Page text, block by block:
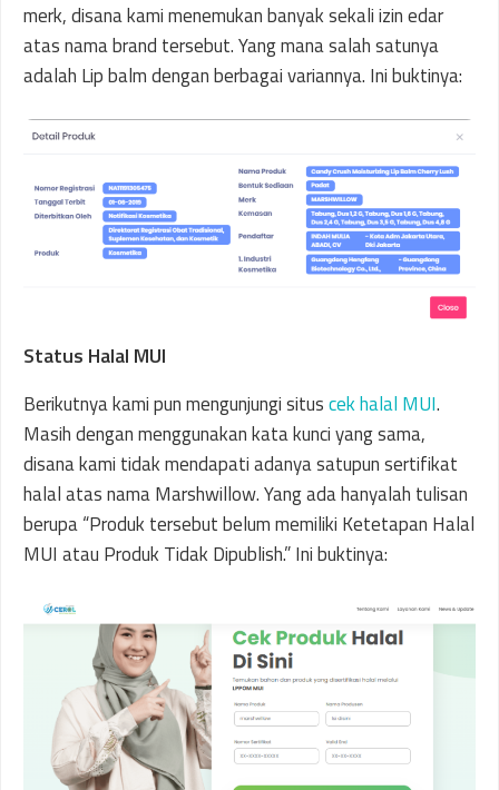
merk, disana kami menemukan banyak sekali izin edar
atas nama brand tersebut. Yang mana salah satunya
adalah Lip balm dengan berbagai variannya. Ini buktinya:
Status Halal MUI
Berikutnya kami pun mengunjungi situscek halal MUI.
Masih dengan menggunakan kata kunci yang sama,
disana kami tidak mendapati adanya satupun sertifikat
halal atas nama Marshwillow. Yang ada hanyalah tulisan
berupa “Produk tersebut belum memiliki Ketetapan Halal
MUI atau Produk Tidak Dipublish.” Ini buktinya: